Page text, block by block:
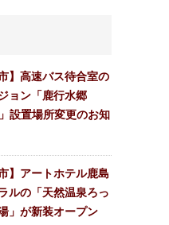
】高速バス待合室の
ョン「鹿行水郷
設置場所変更のお知
】アートホテル鹿島
ルの「天然温泉ろっ
」が新装オープン